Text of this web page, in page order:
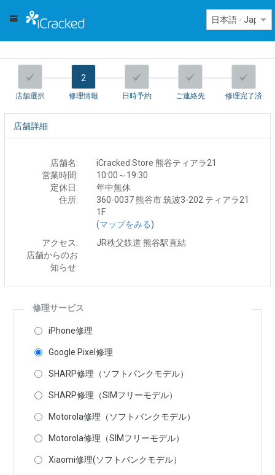
店舗選択
2
修理情報 日時予約 ご連絡先 修理完了済
店舗詳細
店舗名:
iCracked Store 熊谷ティアラ21
営業時間:
10:00～19:30
定休日:
年中無休
住所:
360-0037 熊谷市 筑波3-202 ティアラ21
1F
(マップをみる)
アクセス:
JR秩父鉄道 熊谷駅直結
店舗からのお
知らせ:
修理サービス
iPhone修理
Google Pixel修理
SHARP修理（ソフトバンクモデル）
SHARP修理（SIMフリーモデル）
Motorola修理（ソフトバンクモデル）
Motorola修理（SIMフリーモデル）
Xiaomi修理(ソフトバンクモデル）